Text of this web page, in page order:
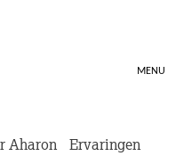
MENU
Aharon Ervaringen